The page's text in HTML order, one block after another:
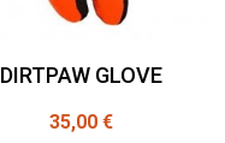
DIRTPAW GLOVE
35,00 €